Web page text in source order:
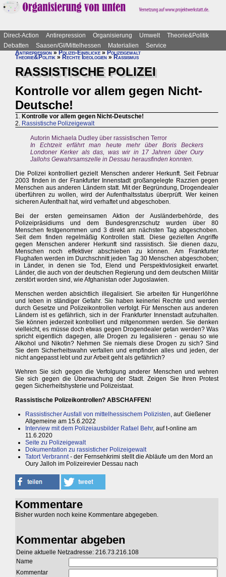
Direct-Action Antirepression Organisierung Umwelt
Theorie&Politik
Debatten
Saasen/GI/Mittelhessen Materialien
Service
Antirepression»Polizei-Einblicke»Polizeigewalt
Theorie&Politik » Rechte Ideologien » Rassismus
RASSISTISCHE POLIZEI
Kontrolle vor allem gegen Nicht-
Deutsche!
1. Kontrolle vor allem gegen Nicht-Deutsche!
2. Rassistische Polizeigewalt
Autorin Michaela Dudley über rassistischen Terror
In Echtzeit erfährt man heute mehr über Boris Beckers
Londoner Kerker als das, was wir in 17 Jahren über Oury
Jallohs Gewahrsamszelle in Dessau herausfinden konnten.
Die Polizei kontrolliert gezielt Menschen anderer Herkunft. Seit Februar
2003 finden in der Frankfurter Innenstadt großangelegte Razzien gegen
Menschen aus anderen Ländern statt. Mit der Begründung, Drogendealer
überführen zu wollen, wird der Aufenthaltsstatus überprüft. Wer keinen
sicheren Aufenthalt hat, wird verhaftet und abgeschoben.
Bei der ersten gemeinsamen Aktion der Ausländerbehörde, des
Polizeipräsidiums und dem Bundesgrenzschutz wurden über 80
Menschen festgenommen und 3 direkt am nächsten Tag abgeschoben.
Seit dem finden regelmäßig Kontrollen statt. Diese gezielten Angriffe
gegen Menschen anderer Herkunft sind rassistisch. Sie dienen dazu,
Menschen noch effektiver abschieben zu können. Am Frankfurter
Flughafen werden im Durchschnitt jeden Tag 30 Menschen abgeschoben;
in Länder, in denen sie Tod, Elend und Perspektivlosigkeit erwartet.
Länder, die auch von der deutschen Regierung und dem deutschen Militär
zerstört worden sind, wie Afghanistan oder Jugoslawien.
Menschen werden absichtlich illegalisiert. Sie arbeiten für Hungerlöhne
und leben in ständiger Gefahr. Sie haben keinerlei Rechte und werden
durch Gesetze und Polizeikontrollen verfolgt. Für Menschen aus anderen
Ländern ist es gefährlich, sich in der Frankfurter Innenstadt aufzuhalten.
Sie können jederzeit kontrolliert und mitgenommen werden. Sie denken
vielleicht, es müsse doch etwas gegen Drogendealer getan werden? Was
spricht eigentlich dagegen, alle Drogen zu legalisieren - genau so wie
Alkohol und Nikotin? Nehmen Sie niemals diese Drogen zu sich? Sind
Sie dem Sicherheitswahn verfallen und empfinden alles und jeden, der
nicht angepasst lebt und zur Arbeit geht als gefährlich?
Wehren Sie sich gegen die Verfolgung anderer Menschen und wehren
Sie sich gegen die Überwachung der Stadt. Zeigen Sie Ihren Protest
gegen Sicherheitshysterie und Polizeistaat.
Rassistische Polizeikontrollen? ABSCHAFFEN!
Rassistischer Ausfall von mittelhessischem Polizisten, auf: Gießener
Allgemeine am 15.6.2022
Interview mit dem Polizeiausbilder Rafael Behr, auf t-online am
11.6.2020
Seite zu Polizeigewalt
Dokumentation zu rassisticher Polizeigewalt
Tatort Verbrannt- der Fernsehkrimi stellt die Abläufe um den Mord an
Oury Jalloh im Polizeirevier Dessau nach
Kommentare
Bisher wurden noch keine Kommentare abgegeben.
Kommentar abgeben
Deine aktuelle Netzadresse: 216.73.216.108
Name
Kommentar